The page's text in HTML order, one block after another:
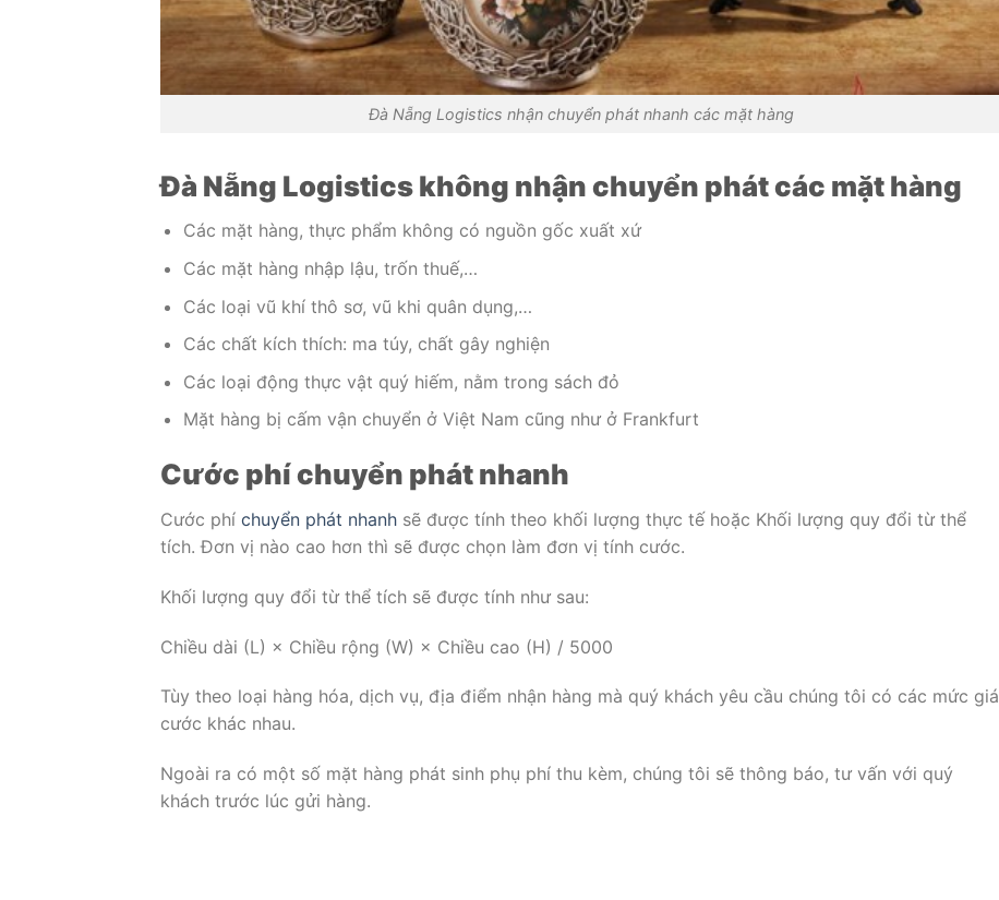
Đà Nẵng Logistics nhận chuyển phát nhanh các mặt hàng
Đà Nẵng Logistics không nhận chuyển phát các mặt hàng
Các mặt hàng, thực phẩm không có nguồn gốc xuất xứ
Các mặt hàng nhập lậu, trốn thuế,…
Các loại vũ khí thô sơ, vũ khi quân dụng,…
Các chất kích thích: ma túy, chất gây nghiện
Các loại động thực vật quý hiếm, nằm trong sách đỏ
Mặt hàng bị cấm vận chuyển ở Việt Nam cũng như ở Frankfurt
Cước phí chuyển phát nhanh
Cước phí chuyển phát nhanh sẽ được tính theo khối lượng thực tế hoặc Khối lượng quy đổi từ thể
tích. Đơn vị nào cao hơn thì sẽ được chọn làm đơn vị tính cước.
Khối lượng quy đổi từ thể tích sẽ được tính như sau:
Chiều dài (L) × Chiều rộng (W) × Chiều cao (H) / 5000
Tùy theo loại hàng hóa, dịch vụ, địa điểm nhận hàng mà quý khách yêu cầu chúng tôi có các mức giá
cước khác nhau.
Ngoài ra có một số mặt hàng phát sinh phụ phí thu kèm, chúng tôi sẽ thông báo, tư vấn với quý
khách trước lúc gửi hàng.